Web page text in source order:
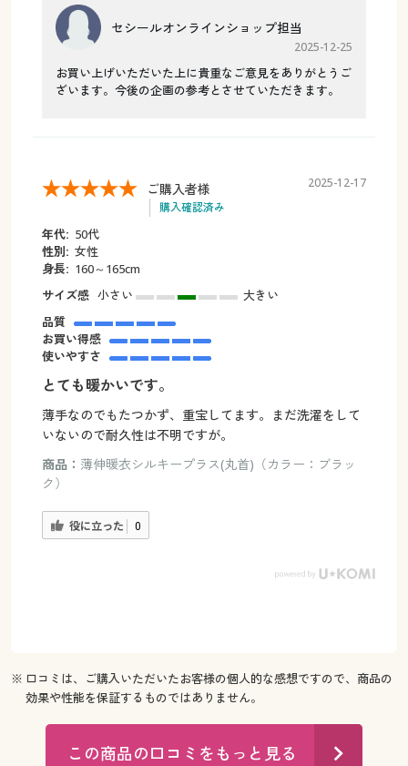
セシールオンラインショップ担当
2025-12-25
お買い上げいただいた上に貴重なご意見をありがとうご
ざいます。今後の企画の参考とさせていただきます。
ご購入者様
購入確認済み
2025-12-17
年代: 50代
性別: 女性
身長: 160～165cm
サイズ感 小さい
大きい
品質
お買い得感
使いやすさ
とても暖かいです。
薄手なのでもたつかず、重宝してます。まだ洗濯をして
いないので耐久性は不明ですが。
商品： 薄伸暖衣シルキープラス(丸首)（カラー：ブラッ
ク）
役に立った 0
※ 口コミは、ご購入いただいたお客様の個人的な感想ですので、商品の
効果や性能を保証するものではありません。
この商品の口コミをもっと見る